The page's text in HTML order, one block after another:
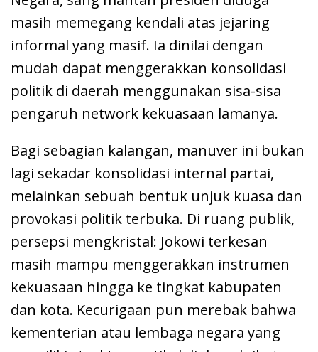
masih memegang kendali atas jejaring
informal yang masif. Ia dinilai dengan
mudah dapat menggerakkan konsolidasi
politik di daerah menggunakan sisa-sisa
pengaruh network kekuasaan lamanya.
Bagi sebagian kalangan, manuver ini bukan
lagi sekadar konsolidasi internal partai,
melainkan sebuah bentuk unjuk kuasa dan
provokasi politik terbuka. Di ruang publik,
persepsi mengkristal: Jokowi terkesan
masih mampu menggerakkan instrumen
kekuasaan hingga ke tingkat kabupaten
dan kota. Kecurigaan pun merebak bahwa
kementerian atau lembaga negara yang